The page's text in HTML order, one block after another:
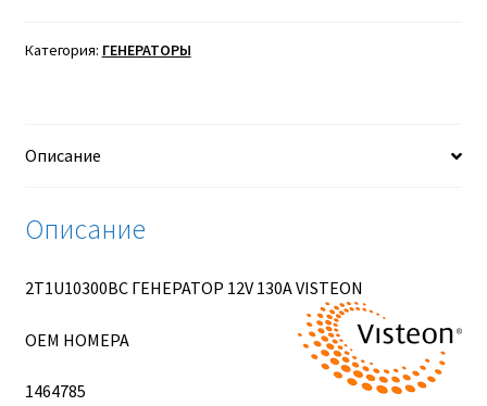
12V
Категория: ГЕНЕРАТОРЫ
Описание
Описание
2T1U10300BC ГЕНЕРАТОР 12V 130A VISTEON
OEM НОМЕРА
1464785